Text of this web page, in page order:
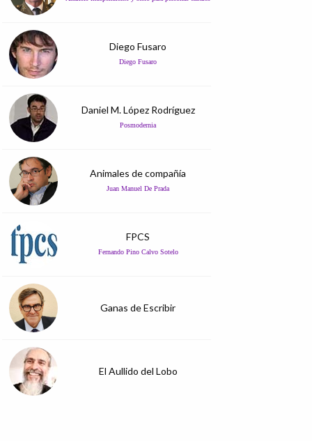
Diego Fusaro
Diego Fusaro
Daniel M. López Rodríguez
Posmodernia
Animales de compañía
Juan Manuel De Prada
FPCS
Fernando Pino Calvo Sotelo
Ganas de Escribir
El Aullido del Lobo